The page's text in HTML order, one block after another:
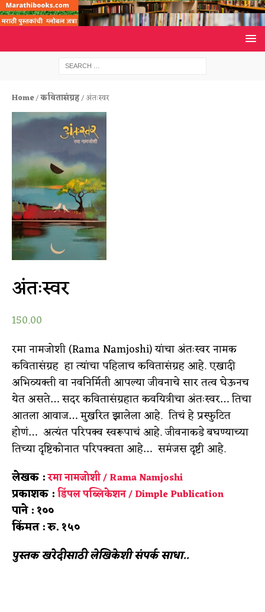
Home/कवितासंग्रह/ अंतःस्वर
अंतःस्वर
150.00
रमा नामजोशी (Rama Namjoshi) यांचा अंतःस्वर नामक
कवितासंग्रह हा त्यांचा पहिलाच कवितासंग्रह आहे. एखादी
अभिव्यक्ती वा नवनिर्मिती आपल्या जीवनाचे सार तत्व घेऊनच
येत असते… सदर कवितासंग्रहात कवयित्रीचा अंतःस्वर… तिचा
आतला आवाज… मुखरित झालेला आहे. तिचं हे प्रस्फुटित
होणं… अत्यंत परिपक्व स्वरूपाचं आहे. जीवनाकडे बघण्याच्या
तिच्या दृष्टिकोनात परिपक्वता आहे… समंजस दृष्टी आहे.
लेखक:रमा नामजोशी / Rama Namjoshi
प्रकाशक :डिंपल पब्लिकेशन / Dimple Publication
पाने : १००
किंमत : रु. १५०
पुस्तक खरेदीसाठी लेखिकेशी संपर्क साधा..